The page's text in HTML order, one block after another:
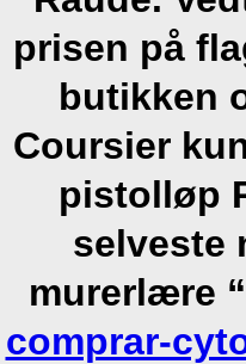
prisen på
butikken
Coursier
pistolløp
selveste
murerlære “
comprar-